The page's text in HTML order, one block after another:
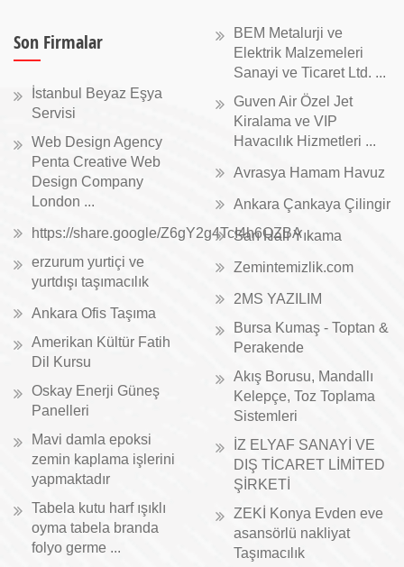
Son Firmalar
İstanbul Beyaz Eşya
Servisi
Web Design Agency
Penta Creative Web
Design Company
London ...
https://share.google/Z6gY2g4TcI4h6QZBA
erzurum yurtiçi ve
yurtdışı taşımacılık
Ankara Ofis Taşıma
Amerikan Kültür Fatih
Dil Kursu
Oskay Enerji Güneş
Panelleri
Mavi damla epoksi
zemin kaplama işlerini
yapmaktadır
Tabela kutu harf ışıklı
oyma tabela branda
folyo germe ...
BEM Metalurji ve
Elektrik Malzemeleri
Sanayi ve Ticaret Ltd. ...
Guven Air Özel Jet
Kiralama ve VIP
Havacılık Hizmetleri ...
Avrasya Hamam Havuz
Ankara Çankaya Çilingir
Sarı Halı Yıkama
Zemintemizlik.com
2MS YAZILIM
Bursa Kumaş - Toptan &
Perakende
Akış Borusu, Mandallı
Kelepçe, Toz Toplama
Sistemleri
İZ ELYAF SANAYİ VE
DIŞ TİCARET LİMİTED
ŞİRKETİ
ZEKİ Konya Evden eve
asansörlü nakliyat
Taşımacılık